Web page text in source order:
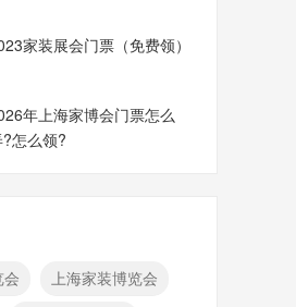
家装展会门票（免费领）
年上海家博会门票怎么
怎么领?
上海家装博览会